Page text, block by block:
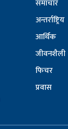
समाचार
अन्तर्राष्ट्रिय
आर्थिक
जीवनशैली
फिचर
प्रवास